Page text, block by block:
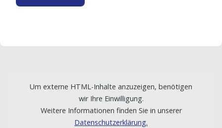
Um externe HTML-Inhalte anzuzeigen, benötigen
wir Ihre Einwilligung.
Weitere Informationen finden Sie in unserer
Datenschutzerklärung.